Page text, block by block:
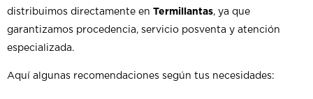
distribuimos directamente en Termillantas, ya que
garantizamos procedencia, servicio posventa y atención
especializada.
Aquí algunas recomendaciones según tus necesidades: